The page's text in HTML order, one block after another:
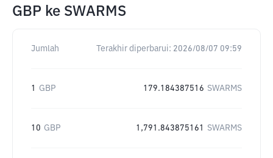
GBP ke SWARMS
Jumlah Terakhir diperbarui: 2026/08/07 09:59
1 GBP 179.184387516 SWARMS
10 GBP 1,791.843875161 SWARMS